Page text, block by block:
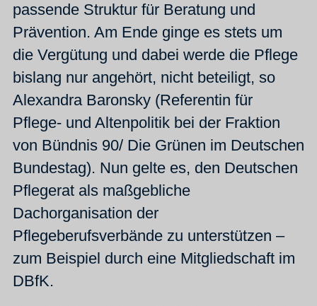
passende Struktur für Beratung und
Prävention. Am Ende ginge es stets um
die Vergütung und dabei werde die Pflege
bislang nur angehört, nicht beteiligt, so
Alexandra Baronsky (Referentin für
Pflege- und Altenpolitik bei der Fraktion
von Bündnis 90/ Die Grünen im Deutschen
Bundestag). Nun gelte es, den Deutschen
Pflegerat als maßgebliche
Dachorganisation der
Pflegeberufsverbände zu unterstützen –
zum Beispiel durch eine Mitgliedschaft im
DBfK.